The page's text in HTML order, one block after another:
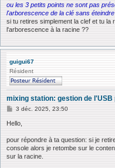
ou les 3 petits points ne sont pas
l'arborescence de la clé sans éteindre
si tu retires simplement la clef et tu la
l'arborescence à la racine ??
guigui67
Résident
mixing station: gestion de l'USB
M
s
g
e
3 déc. 2025, 23:50
Hello,
pour répondre à ta question: si je
console alors je retombe sur le
sur la racine.